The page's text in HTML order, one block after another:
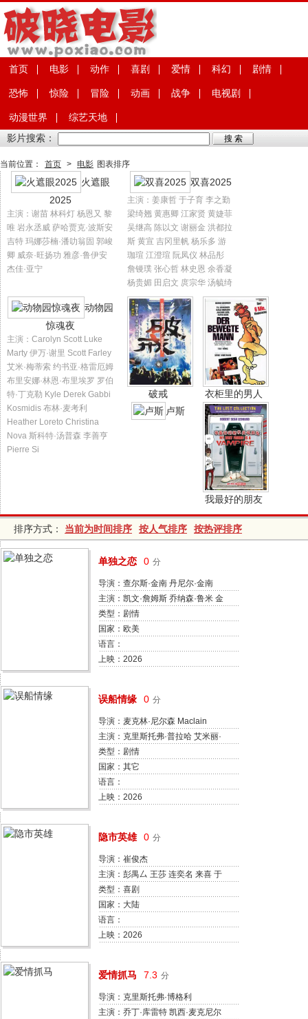
首页 电影 动作 喜剧 爱情 科幻 剧情
恐怖 惊险 冒险 动画 战争 电视剧
动漫世界
综艺天地
影片搜索：
当前位置： 首页 > 电影 图表排序
火遮眼
2025
主演：谢苗 林科灯 杨恩又 黎
唯 岩永丞威 萨哈贾克·波斯安
吉特 玛娜莎楠·潘叻翁固 郭峻
卿 威奈·旺扬功 雅彦·鲁伊安
杰佳·亚宁
双喜2025
主演：姜康哲 于子育 李之勤
梁绮翘 黄惠卿 江家贤 黄婕菲
吴继高 陈以文 谢丽金 洪都拉
斯 黄宣 吉冈里帆 杨乐多 游
珈瑄 江澄瑄 阮凤仪 林品彤
詹镘璞 张心哲 林史恩 余香凝
杨贵媚 田启文 庹宗华 汤毓绮
动物园
惊魂夜
主演：Carolyn Scott Luke
Marty 伊万·谢里 Scott Farley
艾米·梅蒂索 约书亚·格雷厄姆
布里安娜·林恩·布里埃罗 罗伯
特·丁克勒 Kyle Derek Gabbi
Kosmidis 布林·麦考利
Heather Loreto Christina
Nova 斯科特·汤普森 李善亨
Pierre Si
破戒
衣柜里的男人
卢斯
我最好的朋友
是吸血鬼
排序方式：
当前为时间排序 按人气排序 按热评排序
单独之恋 0 分
导演：查尔斯·金南 丹尼尔·金南
主演：凯文·詹姆斯 乔纳森·鲁米 金
·寇兹 艾莉森·汉尼根 朱莉·安·埃默
里 妮可·吉玛多 茱莉·塞尔达 朱莉娅
·梅西娜
类型：剧情
国家：欧美
语言：
上映：2026
误船情缘 0 分
导演：麦克林·尼尔森 Maclain
Nelson
主演：克里斯托弗·普拉哈 艾米丽·
乌勒普
类型：剧情
国家：其它
语言：
上映：2026
隐市英雄 0 分
导演：崔俊杰
主演：彭禺厶 王莎 连奕名 来喜 于
莉红 张家豪 马诗红 翟星月 崔颢严
类型：喜剧
国家：大陆
语言：
上映：2026
爱情抓马 7.3 分
导演：克里斯托弗·博格利
主演：乔丁·库雷特 凯西·麦克尼尔